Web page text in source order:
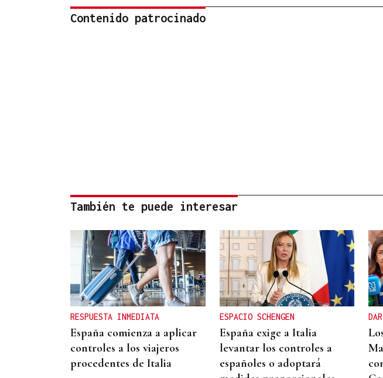
Contenido patrocinado
También te puede interesar
RESPUESTA INMEDIATA
España comienza a aplicar
controles a los viajeros
procedentes de Italia
ESPACIO SCHENGEN
España exige a Italia
levantar los controles a
españoles o adoptará